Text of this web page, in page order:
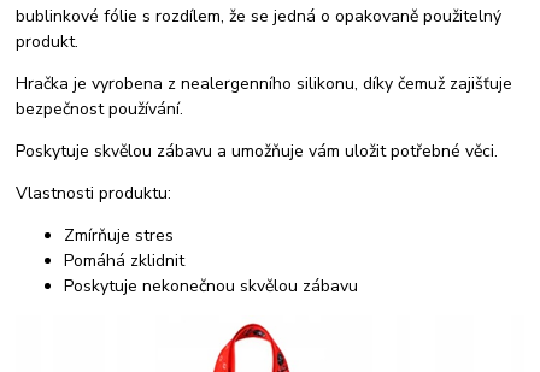
bublinkové fólie s rozdílem, že se jedná o opakovaně použitelný
produkt.
Hračka je vyrobena z nealergenního silikonu, díky čemuž zajišťuje
bezpečnost používání.
Poskytuje skvělou zábavu a umožňuje vám uložit potřebné věci.
Vlastnosti produktu:
Zmírňuje stres
Pomáhá zklidnit
Poskytuje nekonečnou skvělou zábavu